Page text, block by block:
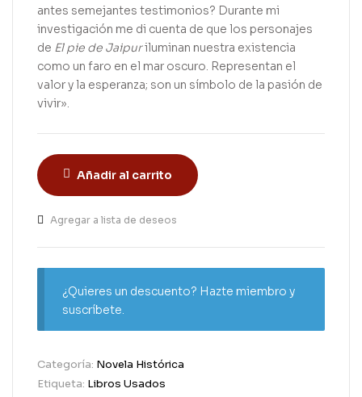
antes semejantes testimonios? Durante mi
investigación me di cuenta de que los personajes
de El pie de Jaipuriluminan nuestra existencia
como un faro en el mar oscuro. Representan el
valor y la esperanza; son un símbolo de la pasión de
vivir».
Añadir al carrito
Agregar a lista de deseos
¿Quieres un descuento? Hazte miembro y
suscríbete.
Categoría: Novela Histórica
Etiqueta: Libros Usados